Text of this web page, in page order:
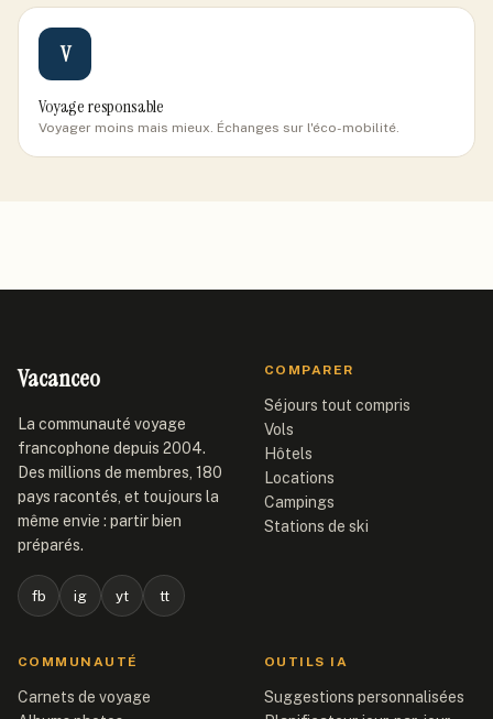
V
Voyage responsable
Voyager moins mais mieux. Échanges sur l'éco-mobilité.
Vacanceo
La communauté voyage
francophone depuis 2004.
Des millions de membres, 180
pays racontés, et toujours la
même envie : partir bien
préparés.
fb ig yt tt
COMPARER
Séjours tout compris
Vols
Hôtels
Locations
Campings
Stations de ski
COMMUNAUTÉ
Carnets de voyage
OUTILS IA
Suggestions personnalisées